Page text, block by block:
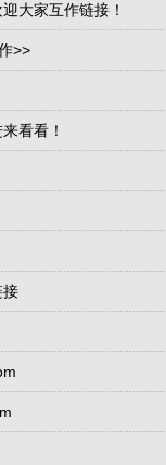
大家互作链接！
>>
看看！
接